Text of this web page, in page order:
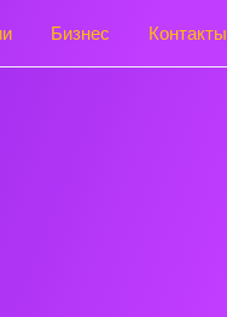
Бизнес Контакты